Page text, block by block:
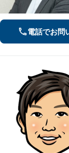
電話でお問